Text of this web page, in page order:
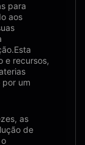
para
aos
e recursos,
por um
as
de